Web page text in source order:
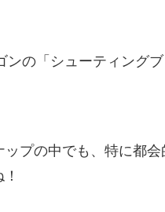
の「シューティング
プの中でも、特に都